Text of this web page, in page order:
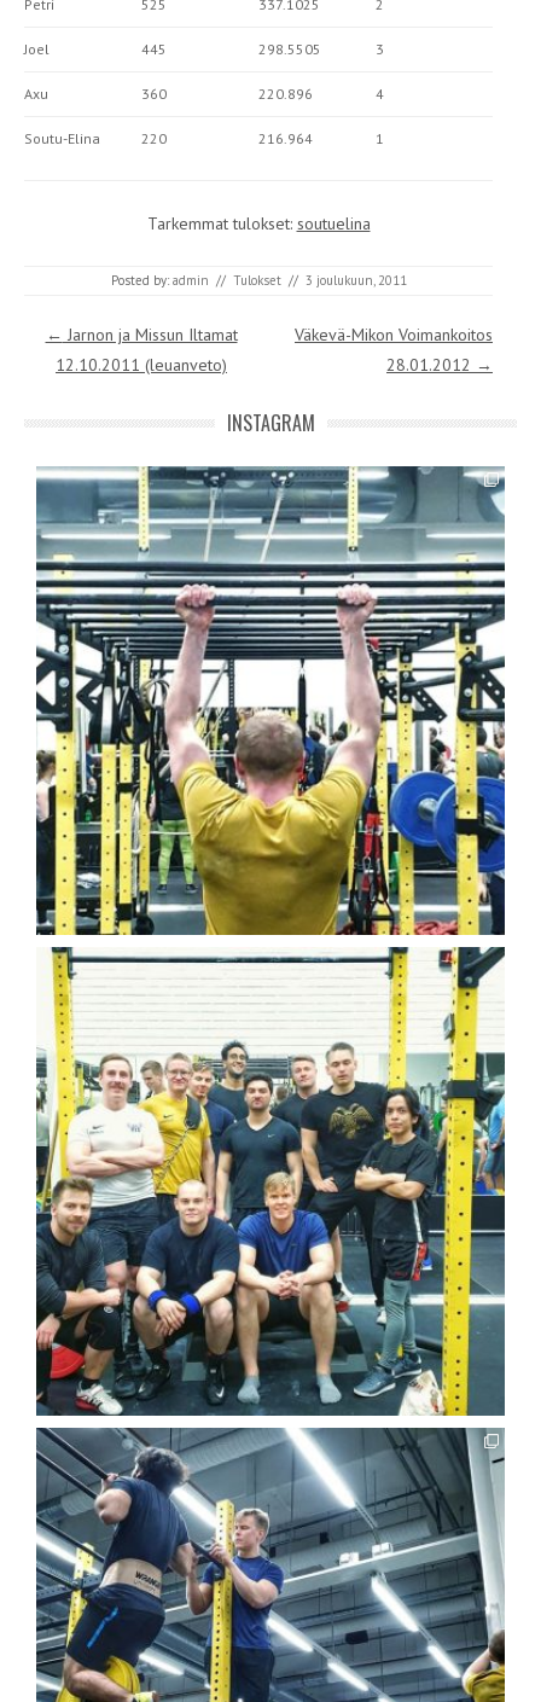
Petri 525 337.1025 2
Joel 445 298.5505 3
Axu 360 220.896 4
Soutu-Elina 220 216.964 1
Tarkemmat tulokset: soutuelina
Posted by: admin // Tulokset // 3 joulukuun, 2011
Post navigation
← Jarnon ja Missun Iltamat
12.10.2011 (leuanveto)
Väkevä-Mikon Voimankoitos
28.01.2012 →
INSTAGRAM